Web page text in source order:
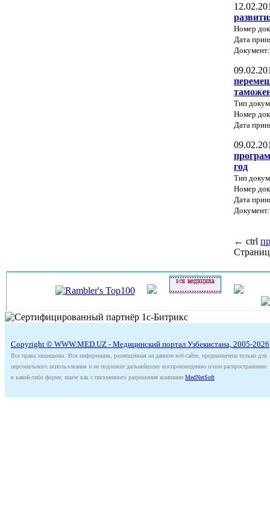
Номер
Дата
Тип
Номер
Дата
год
Тип
Номер
Дата
← ctrl
Copyright © WWW.MED.UZ - Медицинский портал Узбекистана, 2005-2026
Все права защищены. Вся информация, размещённая на данном веб-сайте, предназначена только для
персонального использования и не подлежит дальнейшему воспроизведению и/или распространению
в какой-либо форме, иначе как с письменного разрешения компании MedNetSoft